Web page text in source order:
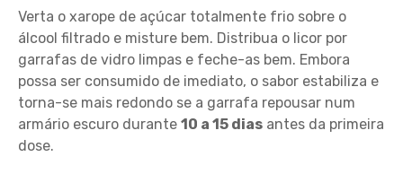
Verta o xarope de açúcar totalmente frio sobre o
álcool filtrado e misture bem. Distribua o licor por
garrafas de vidro limpas e feche-as bem. Embora
possa ser consumido de imediato, o sabor estabiliza e
torna-se mais redondo se a garrafa repousar num
armário escuro durante 10 a 15 dias antes da primeira
dose.